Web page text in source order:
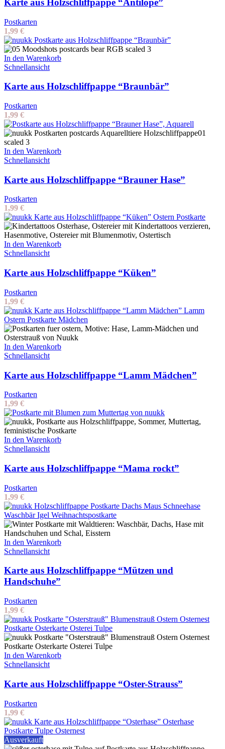
Karte aus Holzschliffpappe “Antilope”
Postkarten
1,99 €
In den Warenkorb
Schnellansicht
Karte aus Holzschliffpappe “Braunbär”
Postkarten
1,99 €
In den Warenkorb
Schnellansicht
Karte aus Holzschliffpappe “Brauner Hase”
Postkarten
1,99 €
In den Warenkorb
Schnellansicht
Karte aus Holzschliffpappe “Küken”
Postkarten
1,99 €
In den Warenkorb
Schnellansicht
Karte aus Holzschliffpappe “Lamm Mädchen”
Postkarten
1,99 €
In den Warenkorb
Schnellansicht
Karte aus Holzschliffpappe “Mama rockt”
Postkarten
1,99 €
In den Warenkorb
Schnellansicht
Karte aus Holzschliffpappe “Mützen und
Handschuhe”
Postkarten
1,99 €
In den Warenkorb
Schnellansicht
Karte aus Holzschliffpappe “Oster-Strauss”
Postkarten
1,99 €
Ausverkauft